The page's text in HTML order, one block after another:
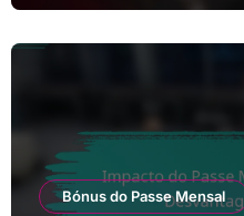
Bónus do Passe Mensal